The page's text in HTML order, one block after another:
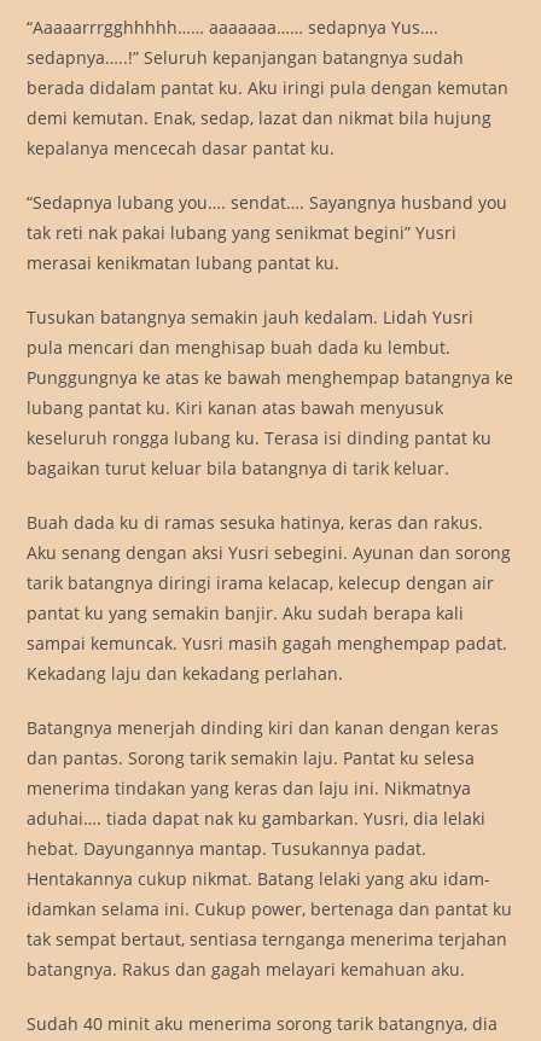
“Aaaaarrrgghhhhh…… aaaaaaa…… sedapnya Yus….
sedapnya…..!” Seluruh kepanjangan batangnya sudah
berada didalam pantat ku. Aku iringi pula dengan kemutan
demi kemutan. Enak, sedap, lazat dan nikmat bila hujung
kepalanya mencecah dasar pantat ku.
“Sedapnya lubang you…. sendat…. Sayangnya husband you
tak reti nak pakai lubang yang senikmat begini” Yusri
merasai kenikmatan lubang pantat ku.
Tusukan batangnya semakin jauh kedalam. Lidah Yusri
pula mencari dan menghisap buah dada ku lembut.
Punggungnya ke atas ke bawah menghempap batangnya ke
lubang pantat ku. Kiri kanan atas bawah menyusuk
keseluruh rongga lubang ku. Terasa isi dinding pantat ku
bagaikan turut keluar bila batangnya di tarik keluar.
Buah dada ku di ramas sesuka hatinya, keras dan rakus.
Aku senang dengan aksi Yusri sebegini. Ayunan dan sorong
tarik batangnya diringi irama kelacap, kelecup dengan air
pantat ku yang semakin banjir. Aku sudah berapa kali
sampai kemuncak. Yusri masih gagah menghempap padat.
Kekadang laju dan kekadang perlahan.
Batangnya menerjah dinding kiri dan kanan dengan keras
dan pantas. Sorong tarik semakin laju. Pantat ku selesa
menerima tindakan yang keras dan laju ini. Nikmatnya
aduhai…. tiada dapat nak ku gambarkan. Yusri, dia lelaki
hebat. Dayungannya mantap. Tusukannya padat.
Hentakannya cukup nikmat. Batang lelaki yang aku idam-
idamkan selama ini. Cukup power, bertenaga dan pantat ku
tak sempat bertaut, sentiasa ternganga menerima terjahan
batangnya. Rakus dan gagah melayari kemahuan aku.
Sudah 40 minit aku menerima sorong tarik batangnya, dia